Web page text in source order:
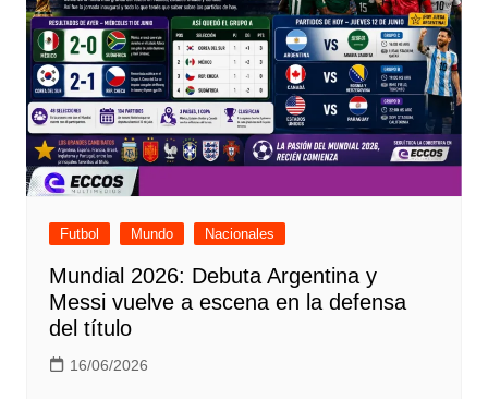
Futbol Mundo Nacionales
Mundial 2026: Debuta Argentina y
Messi vuelve a escena en la defensa
del título
16/06/2026